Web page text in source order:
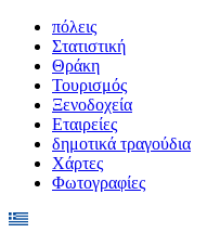
πόλεις
Στατιστική
Θράκη
Τουρισμός
Ξενοδοχεία
Εταιρείες
δημοτικά τραγούδια
Χάρτες
Φωτογραφίες